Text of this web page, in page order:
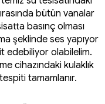
bütün vanalar
basınç olması
şeklinde ses yapıyor
edebiliyor olabilelim.
cihazındaki kulaklık
tamamlanır.